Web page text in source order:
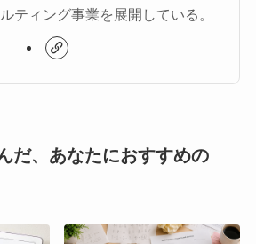
ティング事業を展開している。
だ、あなたにおすすめの